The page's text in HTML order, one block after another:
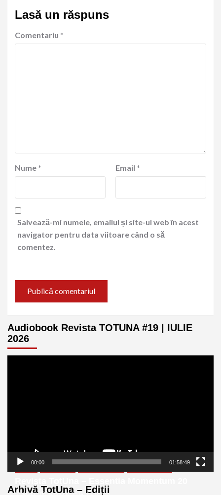
Lasă un răspuns
Comentariu *
Nume * Email *
Salvează-mi numele, emailul și site-ul web în acest
navigator pentru data viitoare când o să
comentez.
Audiobook Revista TOTUNA #19 | IULIE
2026
00:00 01:58:49
Arhivă TotUna – Ediții